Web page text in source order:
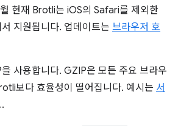
현재 Brotli는 iOS의 Safari를 제외한
지원됩니다. 업데이트는 브라우저 호
사용합니다. GZIP은 모든 주요 브라우
보다 효율성이 떨어집니다. 예시는 서